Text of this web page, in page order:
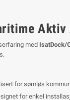
med IsatDock/
for sømløs
for enkel